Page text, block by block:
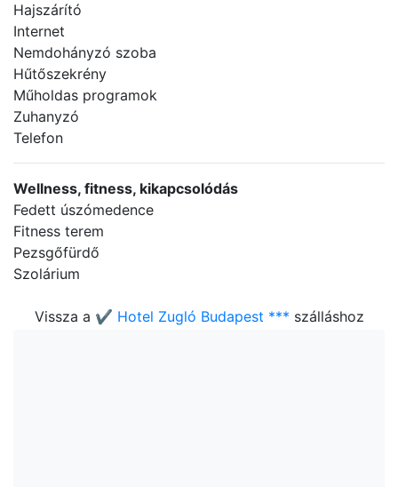
Hajszárító
Internet
Nemdohányzó szoba
Hűtőszekrény
Műholdas programok
Zuhanyzó
Telefon
Wellness, fitness, kikapcsolódás
Fedett úszómedence
Fitness terem
Pezsgőfürdő
Szolárium
Vissza a ✔️ Hotel Zugló Budapest *** szálláshoz